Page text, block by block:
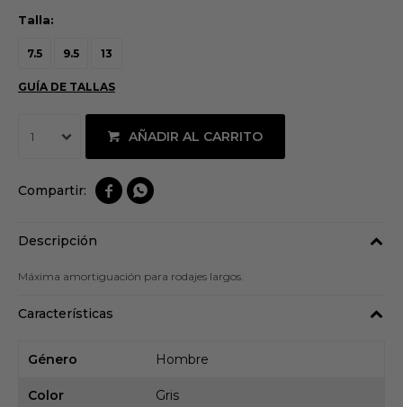
Talla:
7.5 9.5 13
GUÍA DE TALLAS
1 AÑADIR AL CARRITO
 
Descripción
Máxima amortiguación para rodajes largos.
Características
Género Hombre
Color Gris